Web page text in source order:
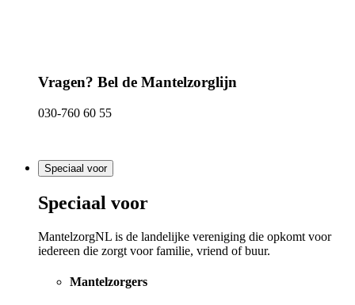
Vragen? Bel de Mantelzorglijn
030-760 60 55
Speciaal voor
Speciaal voor
MantelzorgNL is de landelijke vereniging die opkomt voor
iedereen die zorgt voor familie, vriend of buur.
Mantelzorgers